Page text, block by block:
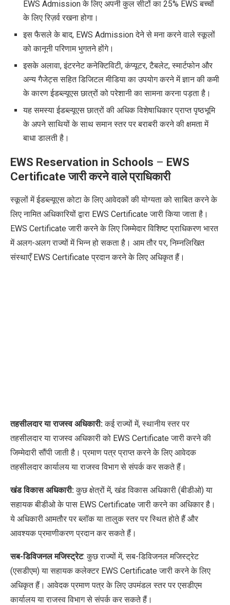
EWS Admissionके लिए अपनी कुल सीटों का 25% EWSबच्चों
के लिए रिज़र्व रखना होगा।
इस फैसले के बाद, EWS Admissionदेने से मना करने वाले स्कूलों
को कानूनी परिणाम भुगतने होंगे।
इसके अलावा,इंटरनेट कनेक्टिविटी,कंप्यूटर,टैबलेट,स्मार्टफोन और
अन्य गैजेट्स सहित डिजिटल मीडिया का उपयोग करने में ज्ञान की कमी
के कारण ईडब्ल्यूएस छात्रों को परेशानी का सामना करना पड़ता है।
यह समस्या ईडब्ल्यूएस छात्रों की अधिक विशेषाधिकार प्राप्त पृष्ठभूमि
के अपने साथियों के साथ समान स्तर पर बराबरी करने की क्षमता में
बाधा डालती है।
EWS Reservation in Schools – EWS
Certificate जारी करने वाले प्राधिकारी
स्कूलों में ईडब्ल्यूएस कोटा के लिए आवेदकों की योग्यता को साबित करने के
लिए नामित अधिकारियों द्वारा EWS Certificateजारी किया जाता है।
EWS Certificateजारी करने के लिए जिम्मेदार विशिष्ट प्राधिकरण भारत
में अलग-अलग राज्यों में भिन्न हो सकता है। आम तौर पर,निम्नलिखित
संस्थाएँEWS Certificateप्रदान करने के लिए अधिकृत हैं।
तहसीलदार या राजस्व अधिकारी:कई राज्यों में,स्थानीय स्तर पर
तहसीलदार या राजस्व अधिकारी को EWS Certificate जारी करने की
जिम्मेदारी सौंपी जाती है। प्रमाण पत्र प्राप्त करने के लिए आवेदक
तहसीलदार कार्यालय या राजस्व विभाग से संपर्क कर सकते हैं।
खंड विकास अधिकारी:कुछ क्षेत्रों में,खंड विकास अधिकारी (बीडीओ) या
सहायक बीडीओ के पास EWS Certificate जारी करने का अधिकार है।
ये अधिकारी आमतौर पर ब्लॉक या तालुक स्तर पर स्थित होते हैं और
आवश्यक प्रमाणीकरण प्रदान कर सकते हैं।
सब-डिविजनल मजिस्ट्रेट: कुछ राज्यों में,सब-डिविजनल मजिस्ट्रेट
(एसडीएम) या सहायक कलेक्टर EWS Certificate जारी करने के लिए
अधिकृत हैं। आवेदक प्रमाण पत्र के लिए उपमंडल स्तर पर एसडीएम
कार्यालय या राजस्व विभाग से संपर्क कर सकते हैं।